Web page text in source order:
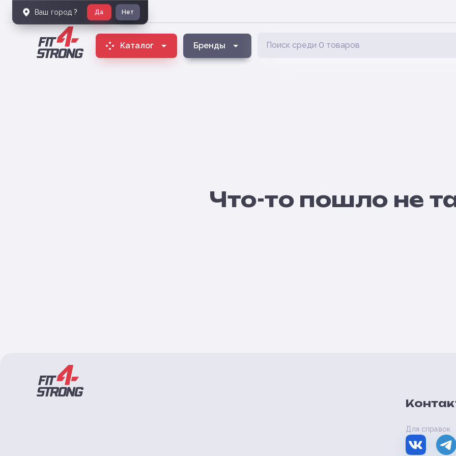
Каталог Бренды
Что-то пошло не
Для справок
Ваш город ? Да Нет